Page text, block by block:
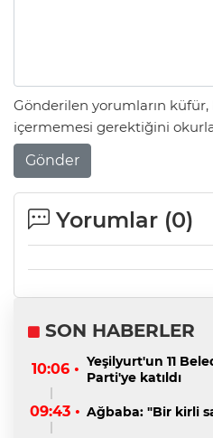
Gönderilen yorumların
içermemesi gerektiğini
Gönder
Yorumlar (0)
SON HABERLER
10:06 • Yeşilyurt'un 11
Parti'ye katıldı
09:43 • Ağbaba: "Bir kirli